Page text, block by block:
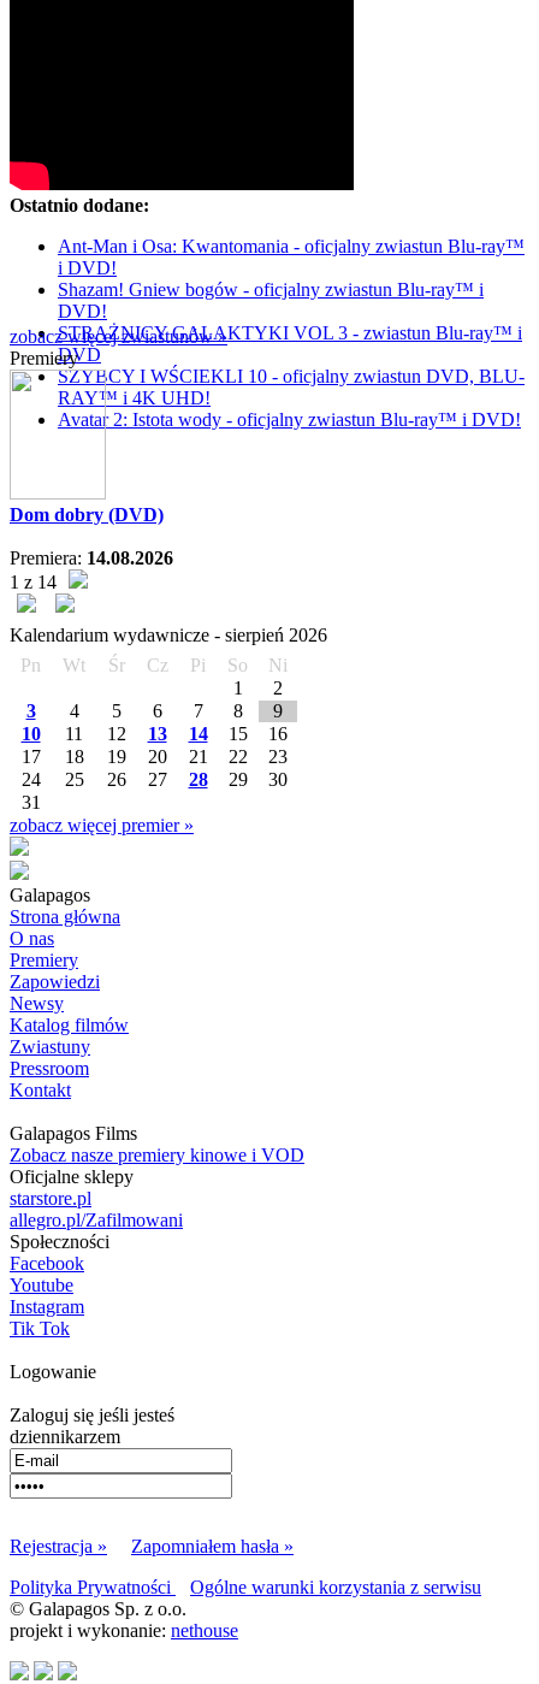
Ostatnio dodane:
Ant-Man i Osa: Kwantomania - oficjalny zwiastun Blu-ray™
i DVD!
Shazam! Gniew bogów - oficjalny zwiastun Blu-ray™ i
DVD!
STRAŻNICY GALAKTYKI VOL 3 - zwiastun Blu-ray™ i
DVD
SZYBCY I WŚCIEKLI 10 - oficjalny zwiastun DVD, BLU-
RAY™ i 4K UHD!
Avatar 2: Istota wody - oficjalny zwiastun Blu-ray™ i DVD!
zobacz więcej zwiastunów »
Premiery
Dom dobry (DVD)
Premiera: 14.08.2026
1 z 14
Kalendarium wydawnicze - sierpień 2026
Pn
Wt Śr Cz Pi So
Ni
1
2
3
4 5 6 7 8
9
10
11 12 13 14 15
16
17
18 19 20 21 22
23
24
25 26 27 28 29
30
31
zobacz więcej premier »
Galapagos
Strona główna
O nas
Premiery
Zapowiedzi
Newsy
Katalog filmów
Zwiastuny
Pressroom
Kontakt
Galapagos Films
Zobacz nasze premiery kinowe i VOD
Oficjalne sklepy
starstore.pl
allegro.pl/Zafilmowani
Społeczności
Facebook
Youtube
Instagram
Tik Tok
Logowanie
Zaloguj się jeśli jesteś
dziennikarzem
Rejestracja »
Zapomniałem hasła »
Polityka Prywatności
Ogólne warunki korzystania z serwisu
© Galapagos Sp. z o.o.
projekt i wykonanie: nethouse